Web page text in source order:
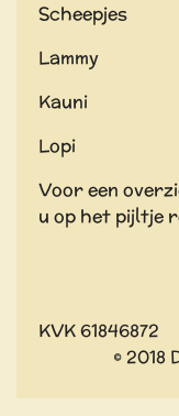
Scheepjes
Lammy
Kauni
Lopi
Voor een
u op het pijltje
KVK
© 2018 De